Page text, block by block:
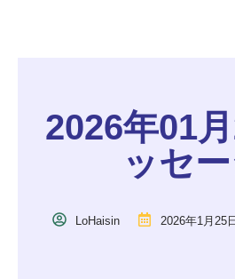
2026年01
ッセ
LoHaisin 2026年1月25